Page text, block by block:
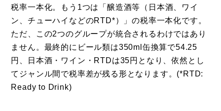
税率一本化。もう1つは「醸造酒等（日本酒、ワイ
ン、チューハイなどのRTD*）」の税率一本化です。
ただ、この2つのグループが統合されるわけではあり
ません。最終的にビール類は350ml缶換算で54.25
円、日本酒・ワイン・RTDは35円となり、依然とし
てジャンル間で税率差が残る形となります。(*RTD:
Ready to Drink)